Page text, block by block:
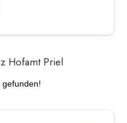
Hofamt Priel
gefunden!